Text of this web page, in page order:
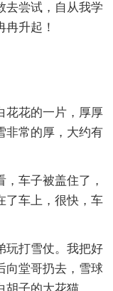
去尝试，自从我学
升起！
花花的一片，厚厚
非常的厚，大约有
车子被盖住了，
了车上，很快，车
玩打雪仗。我把好
向堂哥扔去，雪球